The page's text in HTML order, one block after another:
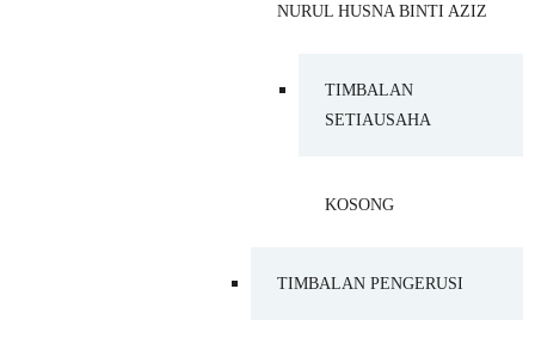
NURUL HUSNA BINTI AZIZ
TIMBALAN
SETIAUSAHA
KOSONG
TIMBALAN PENGERUSI